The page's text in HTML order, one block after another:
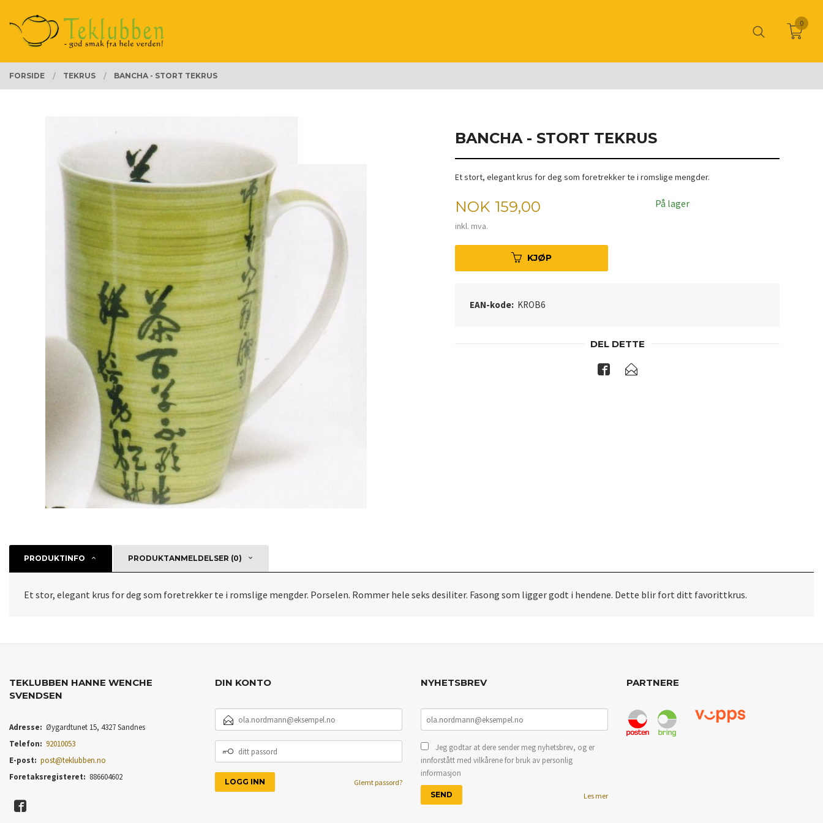
innholdet
PRODUKTER 0
FORSIDE TEKRUS BANCHA - STORT TEKRUS
BANCHA - STORT TEKRUS
Et stort, elegant krus for deg som foretrekker te i romslige mengder.
Pris
NOK 159,00
inkl. mva.
På lager
KJØP
EAN-kode: KROB6
DEL DETTE
PRODUKTINFO PRODUKTANMELDELSER (0)
Et stor, elegant krus for deg som foretrekker te i romslige mengder. Porselen. Rommer hele seks desiliter. Fasong som ligger godt i hendene. Dette blir fort ditt favorittkrus.
TEKLUBBEN HANNE WENCHE
SVENDSEN
Adresse: Øygardtunet 15, 4327 Sandnes
Telefon: 92010053
E-post: post@teklubben.no
Foretaksregisteret: 886604602
DIN KONTO
POSTADRESSE
PASSORD
Glemt passord?
NYHETSBREV
Jeg godtar at dere sender meg nyhetsbrev, og er
innforstått med vilkårene for bruk av personlig
informasjon
Les mer
PARTNERE